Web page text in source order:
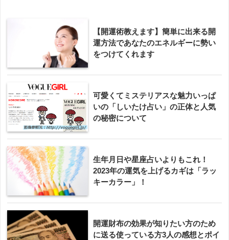
【開運術教えます】簡単に出来る開
運方法であなたのエネルギーに勢い
をつけてくれます
可愛くてミステリアスな魅力いっぱ
いの「しいたけ占い」の正体と人気
の秘密について
生年月日や星座占いよりもこれ！
2023年の運気を上げるカギは「ラッ
キーカラー」！
開運財布の効果が知りたい方のため
に送る使っている方3人の感想とポイ